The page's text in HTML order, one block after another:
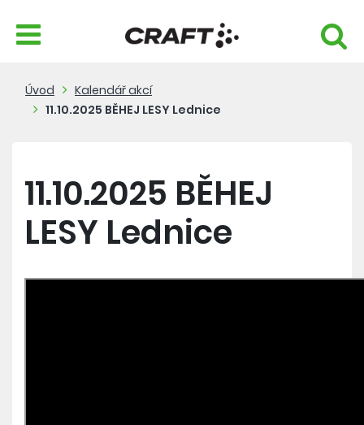
Úvod
Kalendář akcí
11.10.2025 BĚHEJ LESY Lednice
11.10.2025 BĚHEJ
LESY Lednice